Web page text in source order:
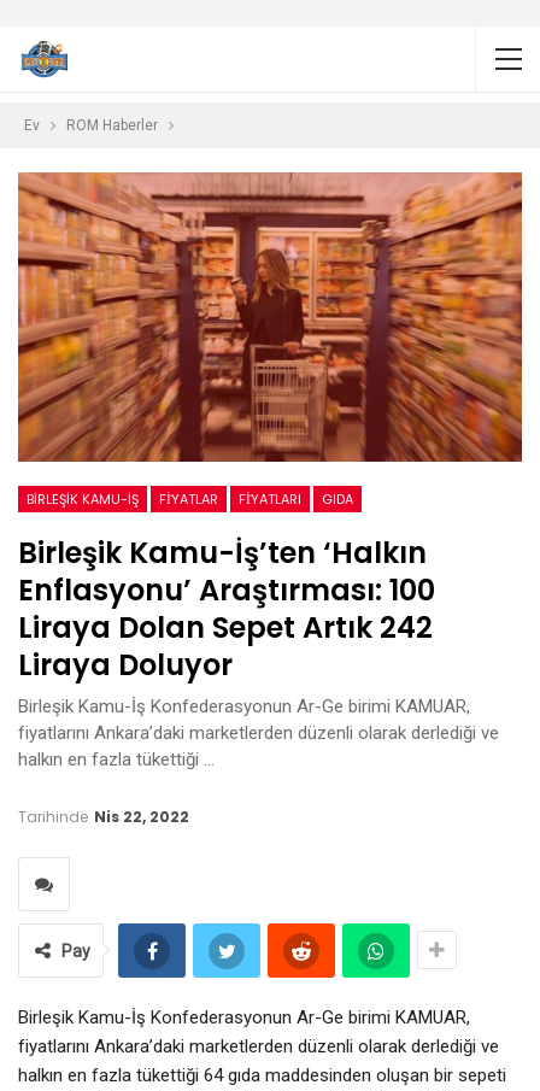
Ev ROM Haberler
BIRLEŞIK KAMU-İŞ FİYATLAR FİYATLARI GIDA
Birleşik Kamu-İş’ten ‘halkın
Enflasyonu’ Araştırması: 100
Liraya Dolan Sepet Artık 242
Liraya Doluyor
Birleşik Kamu-İş Konfederasyonun Ar-Ge birimi KAMUAR,
fiyatlarını Ankara’daki marketlerden düzenli olarak derlediği ve
halkın en fazla tükettiği …
Tarihinde Nis 22, 2022
Pay
Birleşik Kamu-İş Konfederasyonun Ar-Ge birimi KAMUAR,
fiyatlarını Ankara’daki marketlerden düzenli olarak derlediği ve
halkın en fazla tükettiği 64 gıda maddesinden oluşan bir sepeti